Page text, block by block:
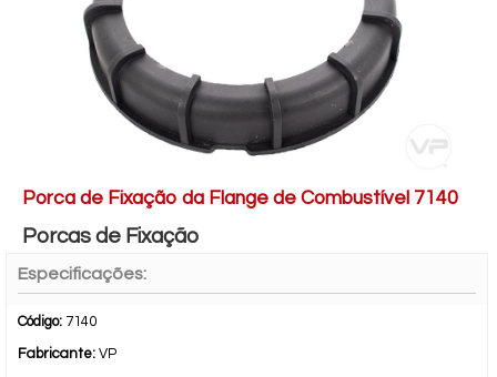
Porca de Fixação da Flange de Combustível 7140
Porcas de Fixação
Especificações:
Código: 7140
Fabricante: VP